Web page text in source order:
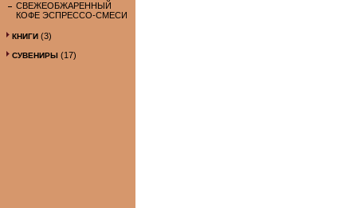
СВЕЖЕОБЖАРЕННЫЙ
КОФЕ ЭСПРЕССО-СМЕСИ
КНИГИ (3)
СУВЕНИРЫ (17)